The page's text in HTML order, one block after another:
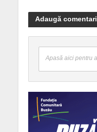
Adaugă
Apasă aici pentru